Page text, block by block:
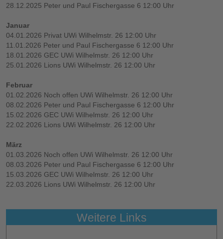
28.12.2025 Peter und Paul Fischergasse 6 12:00 Uhr
Januar
04.01.2026 Privat UWi Wilhelmstr. 26 12:00 Uhr
11.01.2026 Peter und Paul Fischergasse 6 12:00 Uhr
18.01.2026 GEC UWi Wilhelmstr. 26 12:00 Uhr
25.01.2026 Lions UWi Wilhelmstr. 26 12:00 Uhr
Februar
01.02.2026 Noch offen UWi Wilhelmstr. 26 12:00 Uhr
08.02.2026 Peter und Paul Fischergasse 6 12:00 Uhr
15.02.2026 GEC UWi Wilhelmstr. 26 12:00 Uhr
22.02.2026 Lions UWi Wilhelmstr. 26 12:00 Uhr
März
01.03.2026 Noch offen UWi Wilhelmstr. 26 12:00 Uhr
08.03.2026 Peter und Paul Fischergasse 6 12:00 Uhr
15.03.2026 GEC UWi Wilhelmstr. 26 12:00 Uhr
22.03.2026 Lions UWi Wilhelmstr. 26 12:00 Uhr
Weitere Links